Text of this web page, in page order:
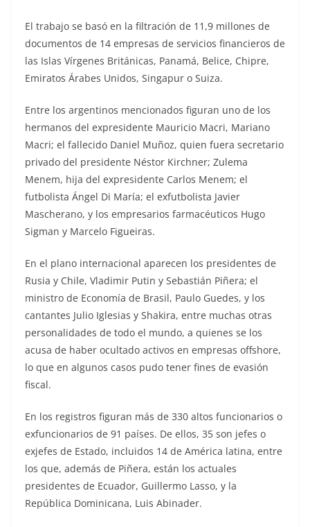
El trabajo se basó en la filtración de 11,9 millones de
documentos de 14 empresas de servicios financieros de
las Islas Vírgenes Británicas, Panamá, Belice, Chipre,
Emiratos Árabes Unidos, Singapur o Suiza.
Entre los argentinos mencionados figuran uno de los
hermanos del expresidente Mauricio Macri, Mariano
Macri; el fallecido Daniel Muñoz, quien fuera secretario
privado del presidente Néstor Kirchner; Zulema
Menem, hija del expresidente Carlos Menem; el
futbolista Ángel Di María; el exfutbolista Javier
Mascherano, y los empresarios farmacéuticos Hugo
Sigman y Marcelo Figueiras.
En el plano internacional aparecen los presidentes de
Rusia y Chile, Vladimir Putin y Sebastián Piñera; el
ministro de Economía de Brasil, Paulo Guedes, y los
cantantes Julio Iglesias y Shakira, entre muchas otras
personalidades de todo el mundo, a quienes se los
acusa de haber ocultado activos en empresas offshore,
lo que en algunos casos pudo tener fines de evasión
fiscal.
En los registros figuran más de 330 altos funcionarios o
exfuncionarios de 91 países. De ellos, 35 son jefes o
exjefes de Estado, incluidos 14 de América latina, entre
los que, además de Piñera, están los actuales
presidentes de Ecuador, Guillermo Lasso, y la
República Dominicana, Luis Abinader.